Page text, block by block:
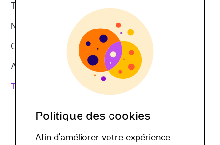
Thérapie d'acceptation et d'engagement
Neuropsychologie
CNV
Approches corporelles
Toutes les techniques
Politique des cookies
Afin d'améliorer votre expérience